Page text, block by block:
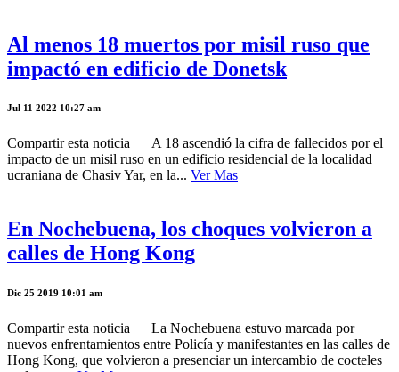
Al menos 18 muertos por misil ruso que
impactó en edificio de Donetsk
Jul 11 2022 10:27 am
Compartir esta noticia A 18 ascendió la cifra de fallecidos por el
impacto de un misil ruso en un edificio residencial de la localidad
ucraniana de Chasiv Yar, en la... Ver Mas
En Nochebuena, los choques volvieron a
calles de Hong Kong
Dic 25 2019 10:01 am
Compartir esta noticia La Nochebuena estuvo marcada por
nuevos enfrentamientos entre Policía y manifestantes en las calles de
Hong Kong, que volvieron a presenciar un intercambio de cocteles